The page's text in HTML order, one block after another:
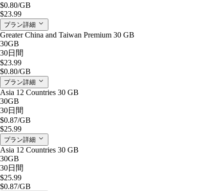
$0.80/GB
$23.99
プラン詳細
Greater China and Taiwan Premium 30 GB
30GB
30日間
$23.99
$0.80/GB
プラン詳細
Asia 12 Countries 30 GB
30GB
30日間
$0.87/GB
$25.99
プラン詳細
Asia 12 Countries 30 GB
30GB
30日間
$25.99
$0.87/GB